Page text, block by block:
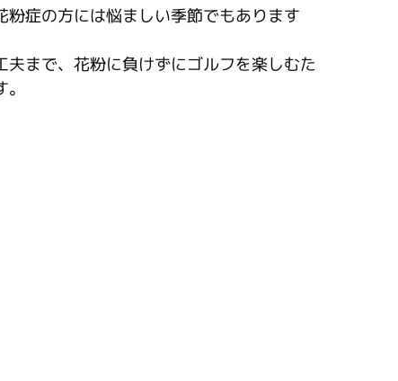
症の方には悩ましい季節でもあります
まで、花粉に負けずにゴルフを楽しむた